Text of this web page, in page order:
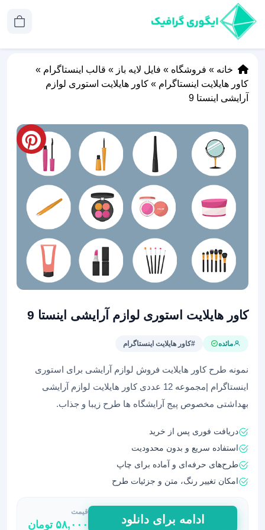
خانه » فروشگاه » فایل لایه باز » قالب اینستاگرام »
کاور هایلایت اینستاگرام » کاور هایلایت استوری لوازم
آرایشی اینستا 9
کاور هایلایت استوری لوازم آرایشی اینستا 9
مائده #کاور هایلایت اینستاگرام
نمونه طرح کاور هایلایت فروش لوازم آرایشی برای استوری
اینستاگرام |مجموعه 12 عددی کاور هایلایت لوازم آرایشی
بهداشتی مخصوص پیج آرایشگاه ها طرح زیبا و جذاب.
دریافت فوری پس از خرید
استفاده سریع و بدون محدودیت
طرح‌های حرفه‌ای و آماده برای چاپ
امکان تغییر رنگ، متن و جزئیات طرح
کاور
هایلایت
ادامه برای دانلود
قیمت
۵۸,۰۰۰ تومان